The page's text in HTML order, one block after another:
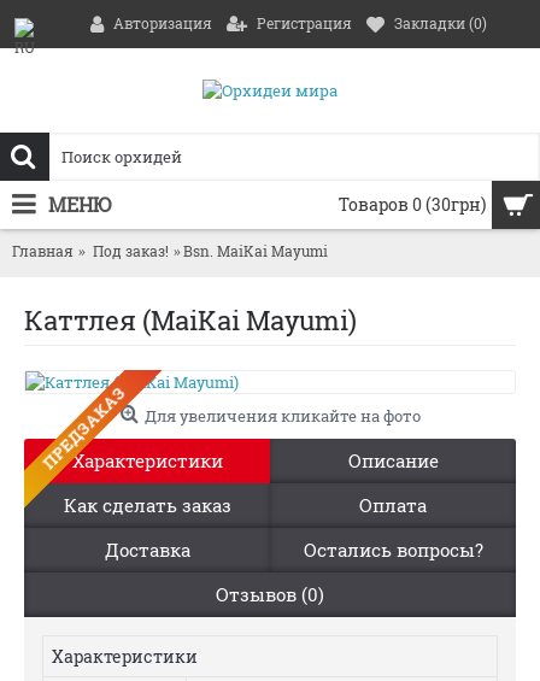
Авторизация Регистрация Закладки (0)
Товаров 0 (30грн)
МЕНЮ
Главная Под заказ! Bsn. MaiKai Mayumi
Каттлея (MaiKai Mayumi)
ПРЕДЗАКАЗ Для увеличения кликайте на фото
Характеристики
Описание
Как сделать заказ
Оплата
Доставка
Остались вопросы?
Отзывов (0)
Характеристики